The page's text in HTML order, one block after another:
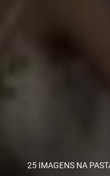
25 IMAGENS NA